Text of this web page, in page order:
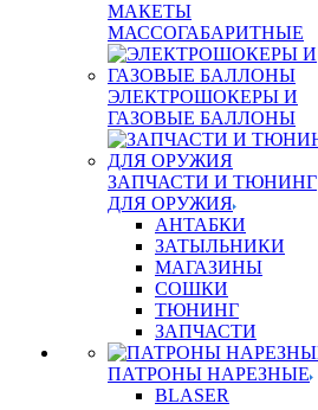
МАКЕТЫ
МАССОГАБАРИТНЫЕ
ЭЛЕКТРОШОКЕРЫ И
ГАЗОВЫЕ БАЛЛОНЫ
ЗАПЧАСТИ И ТЮНИНГ
ДЛЯ ОРУЖИЯ
АНТАБКИ
ЗАТЫЛЬНИКИ
МАГАЗИНЫ
СОШКИ
ТЮНИНГ
ЗАПЧАСТИ
ПАТРОНЫ НАРЕЗНЫЕ
BLASER